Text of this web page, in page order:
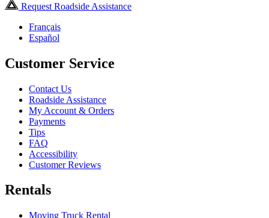
Request Roadside Assistance
Français
Español
Customer Service
Contact Us
Roadside Assistance
My Account & Orders
Payments
Tips
FAQ
Accessibility
Customer Reviews
Rentals
Moving Truck Rental